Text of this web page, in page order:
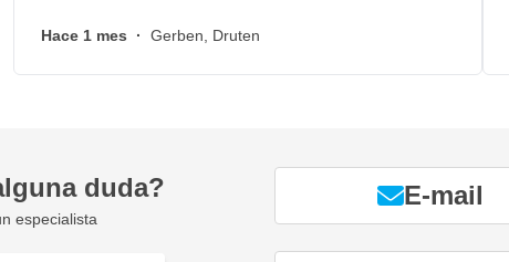
Hace 1 mes · Gerben, Druten
duda?
especialista
E-mail